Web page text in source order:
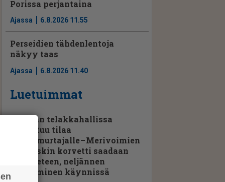
Porissa perjantaina
Ajassa 6.8.2026 11.55
Perseidien tähdenlentoja
näkyy taas
Ajassa 6.8.2026 11.40
Luetuimmat
Rauman telakkahallissa
vapautuu tilaa
jenkkimurtajalle – Merivoimien
kolmaskin korvetti saadaan
pian veteen, neljännen
kokoaminen käynnissä